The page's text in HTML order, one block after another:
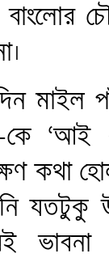
বাংলোর
মাইল
কে ‘আই
কথা
যতটুকু